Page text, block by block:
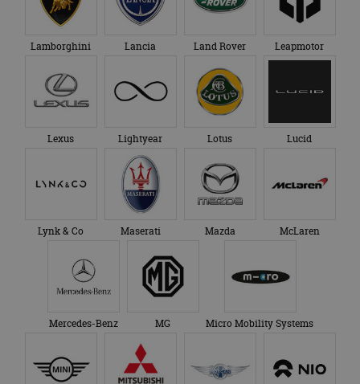
Lamborghini Lancia Land Rover Leapmotor
Lexus Lightyear Lotus Lucid
Lynk & Co Maserati Mazda McLaren
Mercedes-Benz MG Micro Mobility Systems